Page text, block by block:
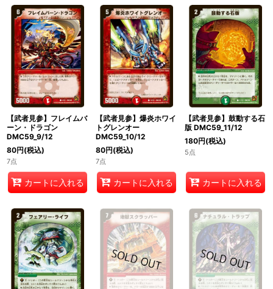
【武者見参】フレイムバ
ーン・ドラゴン
DMC59_9/12
80円(税込)
7点
カートに入れる
【武者見参】爆炎ホワイ
トグレンオー
DMC59_10/12
80円(税込)
7点
カートに入れる
【武者見参】鼓動する石
版 DMC59_11/12
180円(税込)
5点
カートに入れる